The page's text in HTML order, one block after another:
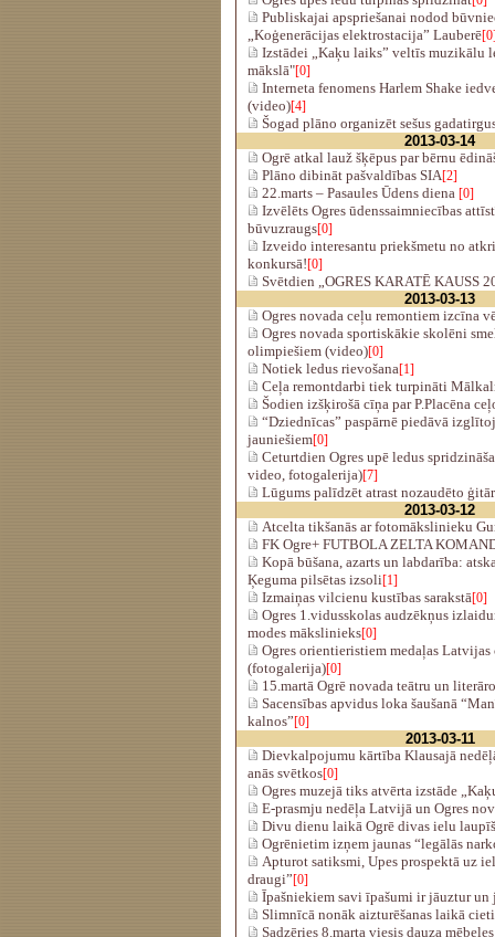
Publiskajai apspriešanai nodod
„Koģenerācijas elektrostacija” Lauberē
Izstādei „Kaķu laiks” veltīs muzikālu
mākslā"[0]
Interneta fenomens Harlem Shake
(video)[4]
Šogad plāno organizēt sešus
2013-03-14
Ogrē atkal lauž šķēpus par bērnu
Plāno dibināt pašvaldības SIA[2]
22.marts – Pasaules Ūdens diena [0]
Izvēlēts Ogres ūdenssaimniecības
būvuzraugs[0]
Izveido interesantu priekšmetu no
konkursā![0]
Svētdien „OGRES KARATĒ KAUSS
2013-03-13
Ogres novada ceļu remontiem izcīna
Ogres novada sportiskākie skolēni
olimpiešiem (video)[0]
Notiek ledus rievošana[1]
Ceļa remontdarbi tiek turpināti
Šodien izšķirošā cīņa par P.Placēna
“Dziednīcas” paspārnē piedāvā
jauniešiem[0]
Ceturtdien Ogres upē ledus
video, fotogalerija)[7]
Lūgums palīdzēt atrast nozaudēto
2013-03-12
Atcelta tikšanās ar fotomākslinieku
FK Ogre+ FUTBOLA ZELTA
Kopā būšana, azarts un labdarība:
Ķeguma pilsētas izsoli[1]
Izmaiņas vilcienu kustības sarakstā[0]
Ogres 1.vidusskolas audzēkņus
modes mākslinieks[0]
Ogres orientieristiem medaļas Latvijas
(fotogalerija)[0]
15.martā Ogrē novada teātru un
Sacensības apvidus loka šaušanā
kalnos”[0]
2013-03-11
Dievkalpoj​umu kārtība Klausajā
anās svētkos[0]
Ogres muzejā tiks atvērta izstāde
E-prasmju nedēļa Latvijā un Ogres
Divu dienu laikā Ogrē divas ielu
Ogrēnietim izņem jaunas “legālās
Apturot satiksmi, Upes prospektā uz
draugi”[0]
Īpašniekiem savi īpašumi ir jāuztur un
Slimnīcā nonāk aizturēšanas laikā
Sadzēries 8.marta viesis dauza